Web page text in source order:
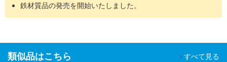
□□
重梱包粉塵除去
ラス10～1,000）
立後工程
車載カメラ
鉄材質品の発売を開始いたしました。
類似品はこちら すべて見る